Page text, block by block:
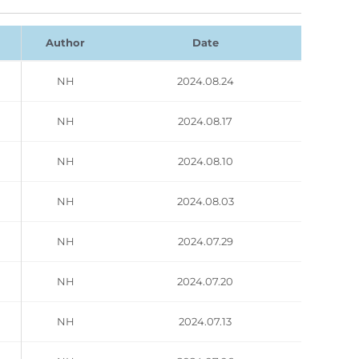
Author Date
NH 2024.08.24
NH 2024.08.17
NH 2024.08.10
NH 2024.08.03
NH 2024.07.29
NH 2024.07.20
NH 2024.07.13